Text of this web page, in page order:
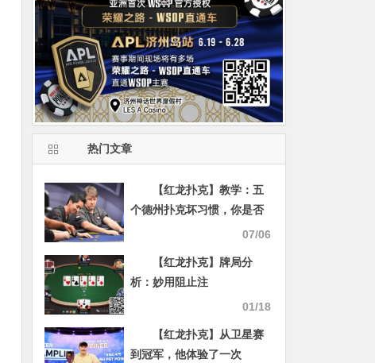
热门文章
【红龙扑克】教学：五
个德州扑克坏习惯，你是否
07/06
【红龙扑克】牌局分
析：妙用阻止注
01/18
【红龙扑克】从卫星赛
到冠军，他体验了一次